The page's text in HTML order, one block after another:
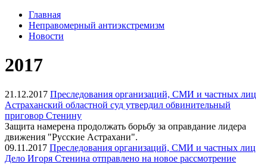
Главная
Неправомерный антиэкстремизм
Новости
2017
21.12.2017 Преследования организаций, СМИ и частных лиц
Астраханский областной суд утвердил обвинительный
приговор Стенину
Защита намерена продолжать борьбу за оправдание лидера
движения "Русские Астрахани".
09.11.2017 Преследования организаций, СМИ и частных лиц
Дело Игоря Стенина отправлено на новое рассмотрение